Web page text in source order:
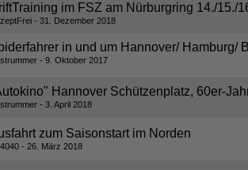
im FSZ am Nürburgring 14./15./
31. Dezember 2018
in und um Hannover/ Hamburg/
9. Oktober 2017
Hannover Schützenplatz, 60er-
3. April 2018
zum Saisonstart im Norden
26. März 2018